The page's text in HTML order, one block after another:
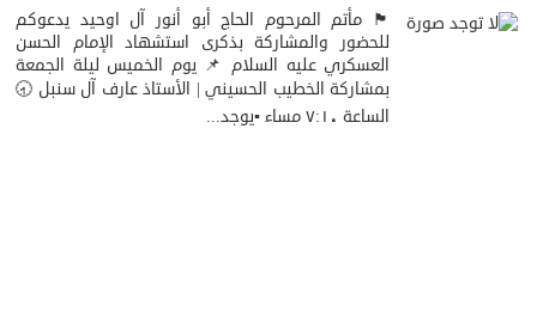
🏴 مأتم المرحوم الحاج أبو أنور آل اوحيد يدعوكم
للحضور والمشاركة بذكرى استشهاد الإمام الحسن
العسكري عليه السلام 📌 يوم الخميس ليلة الجمعة
بمشاركة الخطيب الحسيني | الأستاذ عارف آل سنبل 🕣
الساعة ٧:١٠ مساء ▪️يوجد...